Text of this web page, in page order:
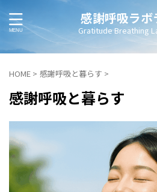
感謝呼吸ラボ
Gratitude Breathing
HOME > 感謝呼吸と暮らす >
感謝呼吸と暮らす